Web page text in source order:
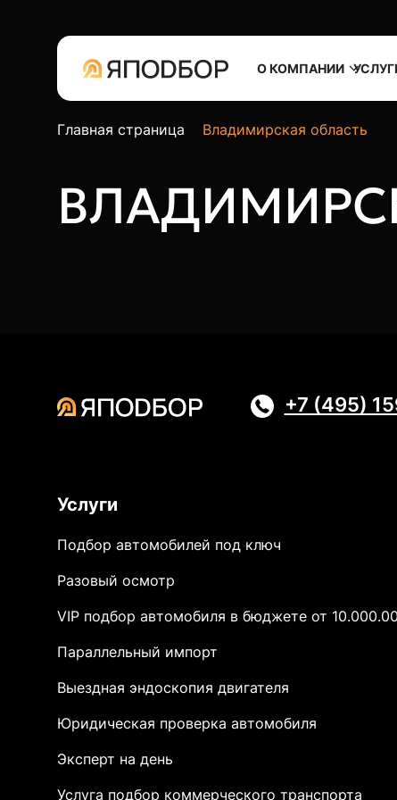
О КОМПАНИИ
Главная страница Владимирская область
+7 (495)
Услуги
Подбор автомобилей под ключ
Разовый осмотр
VIP подбор автомобиля в бюджете от
Параллельный импорт
Выездная эндоскопия двигателя
Юридическая проверка автомобиля
Эксперт на день
Услуга подбор коммерческого транспорта